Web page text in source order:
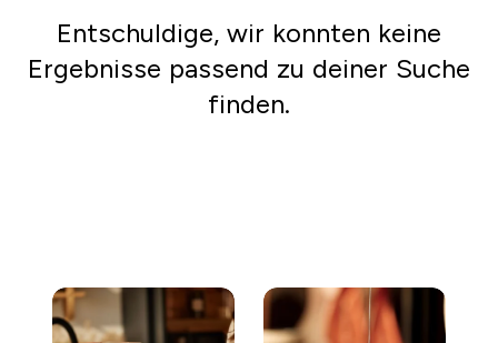
Entschuldige, wir konnten keine
Ergebnisse passend zu deiner Suche
finden.